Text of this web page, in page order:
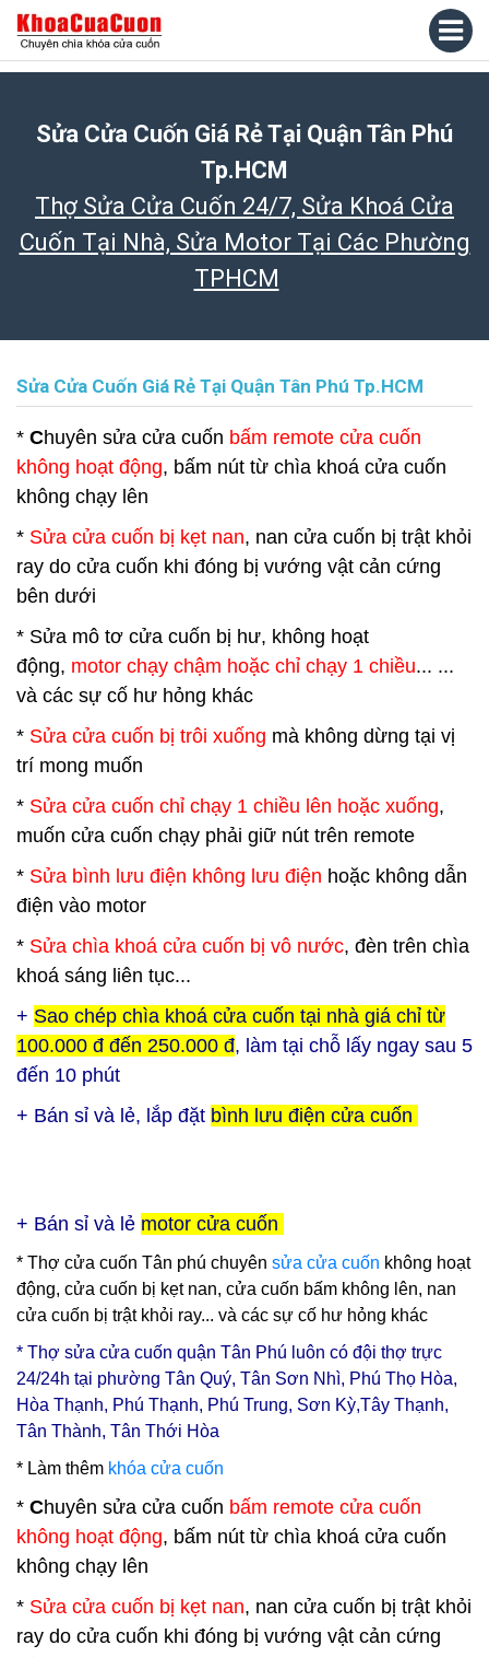
Sửa Cửa Cuốn Giá Rẻ Tại Quận Tân Phú
Tp.HCM
Thợ Sửa Cửa Cuốn 24/7, Sửa Khoá Cửa
Cuốn Tại Nhà, Sửa Motor Tại Các Phường
TPHCM
Sửa Cửa Cuốn Giá Rẻ Tại Quận Tân Phú Tp.HCM
* Chuyên sửa cửa cuốn bấm remote cửa cuốn
không hoạt động, bấm nút từ chìa khoá cửa cuốn
không chạy lên
* Sửa cửa cuốn bị kẹt nan, nan cửa cuốn bị trật khỏi
ray do cửa cuốn khi đóng bị vướng vật cản cứng
bên dưới
* Sửa mô tơ cửa cuốn bị hư, không hoạt
động, motor chạy chậm hoặc chỉ chạy 1 chiều... ...
và các sự cố hư hỏng khác
* Sửa cửa cuốn bị trôi xuống mà không dừng tại vị
trí mong muốn
* Sửa cửa cuốn chỉ chạy 1 chiều lên hoặc xuống,
muốn cửa cuốn chạy phải giữ nút trên remote
* Sửa bình lưu điện không lưu điện hoặc không dẫn
điện vào motor
* Sửa chìa khoá cửa cuốn bị vô nước, đèn trên chìa
khoá sáng liên tục...
+ Sao chép chìa khoá cửa cuốn tại nhà giá chỉ từ
100.000 đ đến 250.000 đ, làm tại chỗ lấy ngay sau 5
đến 10 phút
+ Bán sỉ và lẻ, lắp đặt bình lưu điện cửa cuốn
+ Bán sỉ và lẻ motor cửa cuốn
* Thợ cửa cuốn Tân phú chuyên sửa cửa cuốn không hoạt
động, cửa cuốn bị kẹt nan, cửa cuốn bấm không lên, nan
cửa cuốn bị trật khỏi ray... và các sự cố hư hỏng khác
* Thợ sửa cửa cuốn quận Tân Phú luôn có đội thợ trực
24/24h tại phường Tân Quý, Tân Sơn Nhì, Phú Thọ Hòa,
Hòa Thạnh, Phú Thạnh, Phú Trung, Sơn Kỳ,Tây Thạnh,
Tân Thành, Tân Thới Hòa
* Làm thêm khóa cửa cuốn
* Chuyên sửa cửa cuốn bấm remote cửa cuốn
không hoạt động, bấm nút từ chìa khoá cửa cuốn
không chạy lên
* Sửa cửa cuốn bị kẹt nan, nan cửa cuốn bị trật khỏi
ray do cửa cuốn khi đóng bị vướng vật cản cứng